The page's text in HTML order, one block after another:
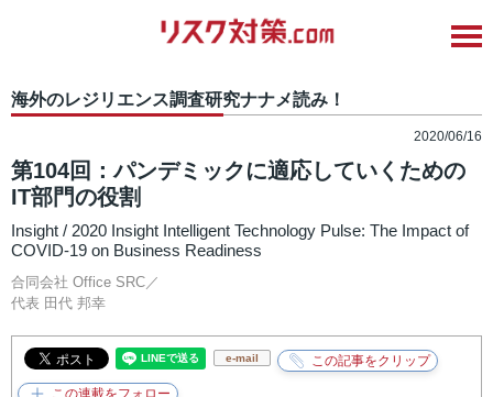
海外のレジリエンス調査研究ナナメ読み！
2020/06/16
第104回：パンデミックに適応していくための
IT部門の役割
Insight / 2020 Insight Intelligent Technology Pulse: The Impact of
COVID-19 on Business Readiness
合同会社 Office SRC／
代表 田代 邦幸
e-mail